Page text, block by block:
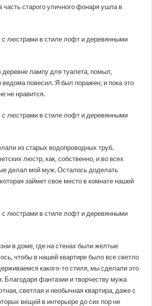
старого уличного фонаря ушла в
лампу для туалета, помыл,
ведома повесил. Я был поражен, и пока это
не нравится.
из старых водопроводных труб.
люстр, как, собственно, и во всех
делал мой муж. Осталось доделать
займет свое место в комнате нашей
в доме, где на стенах были желтые
чтобы в нашей квартире было все светло
какого-то стиля, мы сделали это
Благодаря фантазии и творчеству мужа
светлая и необычная квартира, даже с
вещей в интерьере до сих пор не